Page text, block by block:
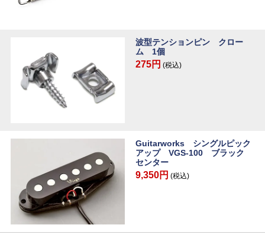
波型テンションピン クロー
ム 1個
275円 (税込)
Guitarworks シングルピック
アップ VGS-100 ブラック
センター
9,350円 (税込)